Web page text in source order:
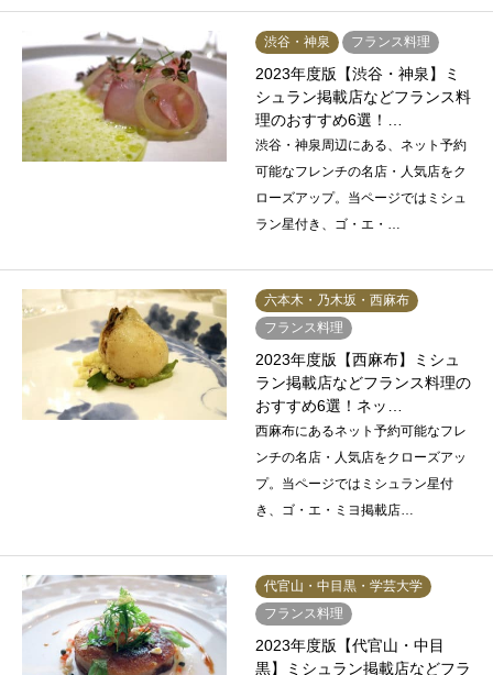
渋谷・神泉 フランス料理
2023年度版【渋谷・神泉】ミ
シュラン掲載店などフランス料
理のおすすめ6選！…
渋谷・神泉周辺にある、ネット予約
可能なフレンチの名店・人気店をク
ローズアップ。当ページではミシュ
ラン星付き、ゴ・エ・…
六本木・乃木坂・西麻布
フランス料理
2023年度版【西麻布】ミシュ
ラン掲載店などフランス料理の
おすすめ6選！ネッ…
西麻布にあるネット予約可能なフレ
ンチの名店・人気店をクローズアッ
プ。当ページではミシュラン星付
き、ゴ・エ・ミヨ掲載店…
代官山・中目黒・学芸大学
フランス料理
2023年度版【代官山・中目
黒】ミシュラン掲載店などフラ